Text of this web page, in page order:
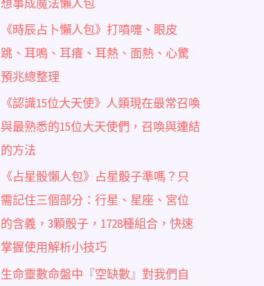
想事成魔法懶人包
《時辰占卜懶人包》打噴嚏、眼皮
跳、耳鳴、耳癢、耳熱、面熱、心驚
預兆總整理
《認識15位大天使》人類現在最常召喚
與最熟悉的15位大天使們，召喚與連結
的方法
《占星骰懶人包》占星骰子準嗎？只
需記住三個部分：行星、星座、宮位
的含義，3顆骰子，1728種組合，快速
掌握使用解析小技巧
生命靈數命盤中『空缺數』對我們自